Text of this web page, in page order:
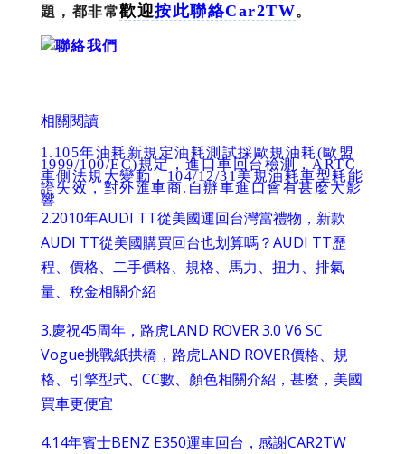
題，都非常歡迎按此聯絡Car2TW。
相關閱讀
1. 105年油耗 新規定油耗測試採歐規油耗(歐盟
1999/100/EC)規定，進口車回台檢測，ARTC
車側法規大變動，104/12/31美規油耗車型耗能
證失效，對外匯車商.自辦車進口會有甚麼大影
響
2.2010年AUDI TT從美國運回台灣當禮物，新款
AUDI TT從美國購買回台也划算嗎？AUDI TT歷
程、價格、二手價格、規格、馬力、扭力、排氣
量、稅金相關介紹
3.慶祝45周年，路虎LAND ROVER 3.0 V6 SC
Vogue挑戰紙拱橋，路虎LAND ROVER價格、規
格、引擎型式、CC數、顏色相關介紹，甚麼，美國
買車更便宜
4.14年賓士BENZ E350運車回台，感謝CAR2TW